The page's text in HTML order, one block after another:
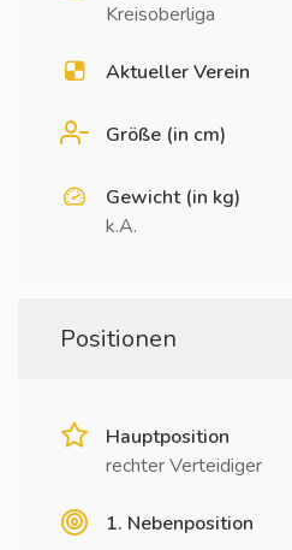
Kreisoberliga
Aktueller Verein
Größe (in cm)
Gewicht (in kg)
k.A.
Positionen
Hauptposition
rechter Verteidiger
1. Nebenposition